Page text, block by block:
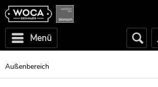
Menü
Außenbereich